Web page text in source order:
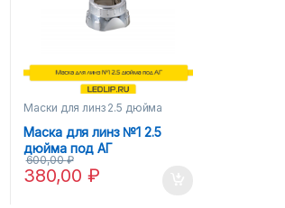
Маски для линз 2.5 дюйма
Маска для линз №1 2.5
дюйма под АГ
380,00 ₽
600,00₽